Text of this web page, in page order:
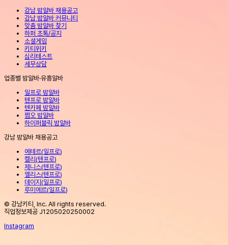
강남 밤알바 채용공고
강남 밤알바 커뮤니티
맞춤 밤알바 찾기
하퍼 초톡/공지
소셜게임
키티위키
심리테스트
세무상담
업종별 밤알바·유흥알바
일프로 밤알바
텐프로 밤알바
텐카페 밤알바
쩜오 밤알바
하이퍼블릭 밤알바
강남 밤알바 채용공고
에테르(일프로)
켈리 (텐프로)
제니스(텐프로)
엘리스(텐프로)
데이지 (일프로)
루미에르(일프로)
© 강남키티, Inc. All rights reserved.
직업정보제공 J1205020250002
Instagram